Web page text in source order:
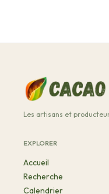
Les artisans et
EXPLORER
Accueil
Recherche
Calendrier